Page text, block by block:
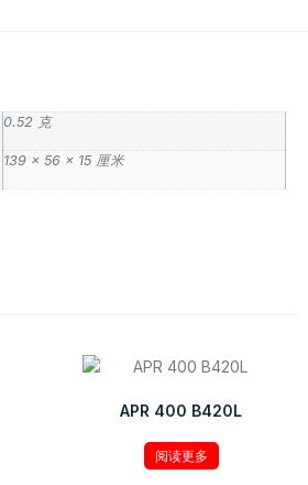
0.52 克
139 × 56 × 15 厘米
APR 400 B420L
阅读更多